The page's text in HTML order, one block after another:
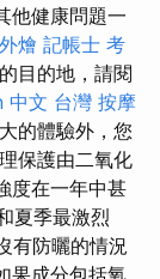
他健康問題一
燴 記帳士 考
目的地，請閱
中文 台灣 按摩
的體驗外，您
保護由二氧化
度在一年中甚
夏季最激烈
有防曬的情況
果成分包括氧